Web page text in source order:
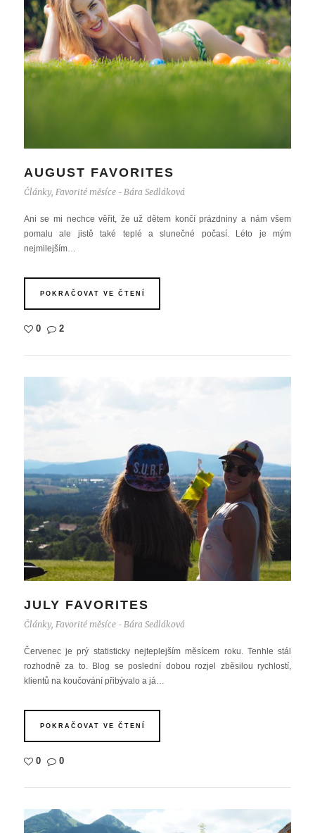
AUGUST FAVORITES
Články, Favorité měsíce - Bára Sedláková
Ani se mi nechce věřit, že už dětem končí prázdniny a nám všem
pomalu ale jistě také teplé a slunečné počasí. Léto je mým
nejmilejším…
POKRAČOVAT VE ČTENÍ
0 2
JULY FAVORITES
Články, Favorité měsíce - Bára Sedláková
Červenec je prý statisticky nejteplejším měsícem roku. Tenhle stál
rozhodně za to. Blog se poslední dobou rozjel zběsilou rychlostí,
klientů na koučování přibývalo a já…
POKRAČOVAT VE ČTENÍ
0 0